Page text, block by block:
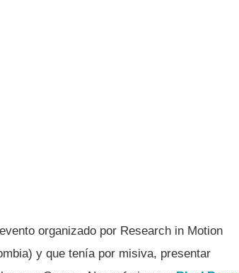
organizado por Research in Motion
y que tení­a por misiva, presentar